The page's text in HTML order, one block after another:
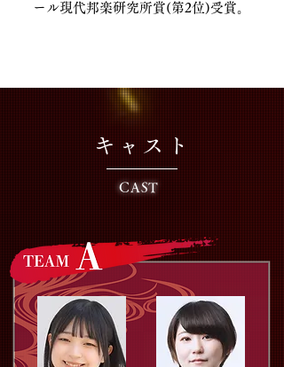
ール現代邦楽研究所賞(第2位)受賞。
キャスト
CAST